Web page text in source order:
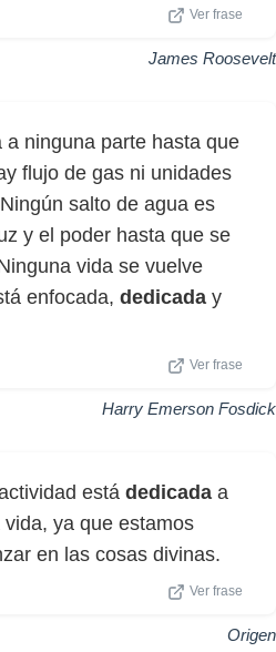
Ver frase
James Roosevelt
a ninguna parte hasta que
flujo de gas ni unidades
salto de agua es
y el poder hasta que se
vida se vuelve
enfocada, dedicada y
Ver frase
Harry Emerson Fosdick
está dedicada a
ya que estamos
en las cosas divinas.
Ver frase
Origen